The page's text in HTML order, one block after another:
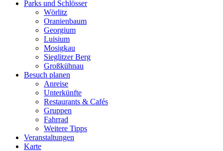
Parks und Schlösser
Wörlitz
Oranienbaum
Georgium
Luisium
Mosigkau
Sieglitzer Berg
Großkühnau
Besuch planen
Anreise
Unterkünfte
Restaurants & Cafés
Gruppen
Fahrrad
Weitere Tipps
Veranstaltungen
Karte